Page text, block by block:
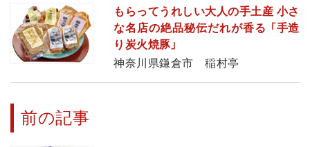
もらってうれしい大人の手土産 小さ
な名店の絶品秘伝だれが香る 「手造
り炭火焼豚」
神奈川県鎌倉市 稲村亭
前の記事